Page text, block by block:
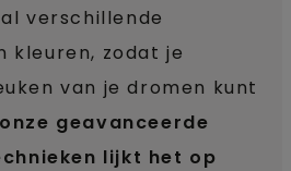
verschillende
kleuren, zodat je
van je dromen kunt
geavanceerde
lijkt het op